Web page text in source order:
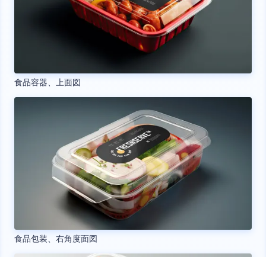
食品容器、上面図
食品包装、右角度面図